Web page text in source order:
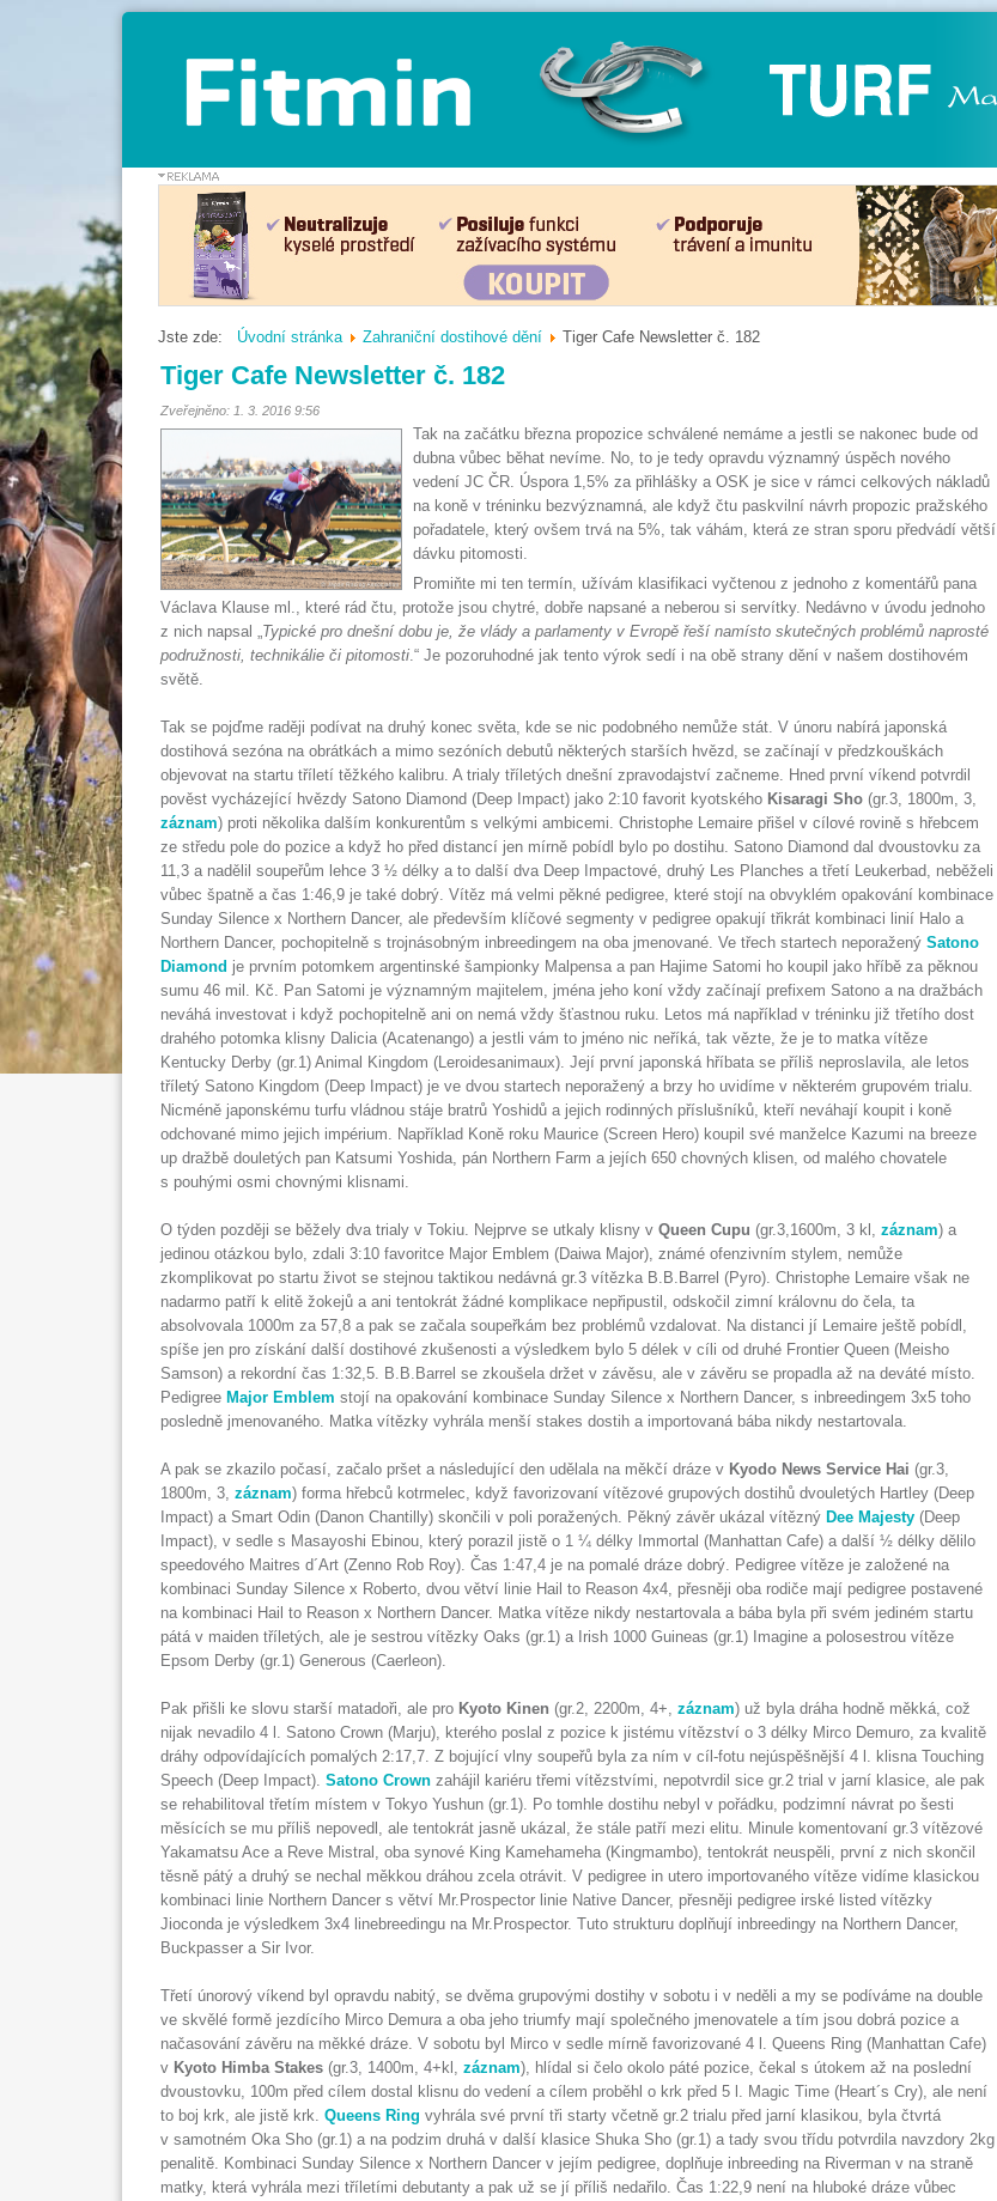
Jste zde: Úvodní stránka Zahraniční dostihové dění Tiger Cafe Newsletter č. 182
Tiger Cafe Newsletter č. 182
Zveřejněno: 1. 3. 2016 9:56
Tak na začátku března propozice schválené nemáme a jestli se nakonec bude od
dubna vůbec běhat nevíme. No, to je tedy opravdu významný úspěch nového
vedení JC ČR. Úspora 1,5% za přihlášky a OSK je sice v rámci celkových nákladů
na koně v tréninku bezvýznamná, ale když čtu paskvilní návrh propozic pražského
pořadatele, který ovšem trvá na 5%, tak váhám, která ze stran sporu předvádí větší
dávku pitomosti.
Promiňte mi ten termín, užívám klasifikaci vyčtenou z jednoho z komentářů pana
Václava Klause ml., které rád čtu, protože jsou chytré, dobře napsané a neberou si servítky. Nedávno v úvodu jednoho
z nich napsal „Typické pro dnešní dobu je, že vlády a parlamenty v Evropě řeší namísto skutečných problémů naprosté
podružnosti, technikálie či pitomosti.“ Je pozoruhodné jak tento výrok sedí i na obě strany dění v našem dostihovém
světě.
Tak se pojďme raději podívat na druhý konec světa, kde se nic podobného nemůže stát. V únoru nabírá japonská
dostihová sezóna na obrátkách a mimo sezóních debutů některých starších hvězd, se začínají v předzkouškách
objevovat na startu tříletí těžkého kalibru. A trialy tříletých dnešní zpravodajství začneme. Hned první víkend potvrdil
pověst vycházející hvězdy Satono Diamond (Deep Impact) jako 2:10 favorit kyotského Kisaragi Sho (gr.3, 1800m, 3,
záznam) proti několika dalším konkurentům s velkými ambicemi. Christophe Lemaire přišel v cílové rovině s hřebcem
ze středu pole do pozice a když ho před distancí jen mírně pobídl bylo po dostihu. Satono Diamond dal dvoustovku za
11,3 a nadělil soupeřům lehce 3 ½ délky a to další dva Deep Impactové, druhý Les Planches a třetí Leukerbad, neběželi
vůbec špatně a čas 1:46,9 je také dobrý. Vítěz má velmi pěkné pedigree, které stojí na obvyklém opakování kombinace
Sunday Silence x Northern Dancer, ale především klíčové segmenty v pedigree opakují třikrát kombinaci linií Halo a
Northern Dancer, pochopitelně s trojnásobným inbreedingem na oba jmenované. Ve třech startech neporažený Satono
Diamond je prvním potomkem argentinské šampionky Malpensa a pan Hajime Satomi ho koupil jako hříbě za pěknou
sumu 46 mil. Kč. Pan Satomi je významným majitelem, jména jeho koní vždy začínají prefixem Satono a na dražbách
neváhá investovat i když pochopitelně ani on nemá vždy šťastnou ruku. Letos má například v tréninku již třetího dost
drahého potomka klisny Dalicia (Acatenango) a jestli vám to jméno nic neříká, tak vězte, že je to matka vítěze
Kentucky Derby (gr.1) Animal Kingdom (Leroidesanimaux). Její první japonská hříbata se příliš neproslavila, ale letos
tříletý Satono Kingdom (Deep Impact) je ve dvou startech neporažený a brzy ho uvidíme v některém grupovém trialu.
Nicméně japonskému turfu vládnou stáje bratrů Yoshidů a jejich rodinných příslušníků, kteří neváhají koupit i koně
odchované mimo jejich impérium. Například Koně roku Maurice (Screen Hero) koupil své manželce Kazumi na breeze
up dražbě douletých pan Katsumi Yoshida, pán Northern Farm a jejích 650 chovných klisen, od malého chovatele
s pouhými osmi chovnými klisnami.
O týden později se běžely dva trialy v Tokiu. Nejprve se utkaly klisny v Queen Cupu (gr.3,1600m, 3 kl, záznam) a
jedinou otázkou bylo, zdali 3:10 favoritce Major Emblem (Daiwa Major), známé ofenzivním stylem, nemůže
zkomplikovat po startu život se stejnou taktikou nedávná gr.3 vítězka B.B.Barrel (Pyro). Christophe Lemaire však ne
nadarmo patří k elitě žokejů a ani tentokrát žádné komplikace nepřipustil, odskočil zimní královnu do čela, ta
absolvovala 1000m za 57,8 a pak se začala soupeřkám bez problémů vzdalovat. Na distanci jí Lemaire ještě pobídl,
spíše jen pro získání další dostihové zkušenosti a výsledkem bylo 5 délek v cíli od druhé Frontier Queen (Meisho
Samson) a rekordní čas 1:32,5. B.B.Barrel se zkoušela držet v závěsu, ale v závěru se propadla až na deváté místo.
Pedigree Major Emblem stojí na opakování kombinace Sunday Silence x Northern Dancer, s inbreedingem 3x5 toho
posledně jmenovaného. Matka vítězky vyhrála menší stakes dostih a importovaná bába nikdy nestartovala.
A pak se zkazilo počasí, začalo pršet a následující den udělala na měkčí dráze v Kyodo News Service Hai (gr.3,
1800m, 3, záznam) forma hřebců kotrmelec, když favorizovaní vítězové grupových dostihů dvouletých Hartley (Deep
Impact) a Smart Odin (Danon Chantilly) skončili v poli poražených. Pěkný závěr ukázal vítězný Dee Majesty (Deep
Impact), v sedle s Masayoshi Ebinou, který porazil jistě o 1 ¼ délky Immortal (Manhattan Cafe) a další ½ délky dělilo
speedového Maitres d´Art (Zenno Rob Roy). Čas 1:47,4 je na pomalé dráze dobrý. Pedigree vítěze je založené na
kombinaci Sunday Silence x Roberto, dvou větví linie Hail to Reason 4x4, přesněji oba rodiče mají pedigree postavené
na kombinaci Hail to Reason x Northern Dancer. Matka vítěze nikdy nestartovala a bába byla při svém jediném startu
pátá v maiden tříletých, ale je sestrou vítězky Oaks (gr.1) a Irish 1000 Guineas (gr.1) Imagine a polosestrou vítěze
Epsom Derby (gr.1) Generous (Caerleon).
Pak přišli ke slovu starší matadoři, ale pro Kyoto Kinen (gr.2, 2200m, 4+, záznam) už byla dráha hodně měkká, což
nijak nevadilo 4 l. Satono Crown (Marju), kterého poslal z pozice k jistému vítězství o 3 délky Mirco Demuro, za kvalitě
dráhy odpovídajících pomalých 2:17,7. Z bojující vlny soupeřů byla za ním v cíl-fotu nejúspěšnější 4 l. klisna Touching
Speech (Deep Impact). Satono Crown zahájil kariéru třemi vítězstvími, nepotvrdil sice gr.2 trial v jarní klasice, ale pak
se rehabilitoval třetím místem v Tokyo Yushun (gr.1). Po tomhle dostihu nebyl v pořádku, podzimní návrat po šesti
měsících se mu příliš nepovedl, ale tentokrát jasně ukázal, že stále patří mezi elitu. Minule komentovaní gr.3 vítězové
Yakamatsu Ace a Reve Mistral, oba synové King Kamehameha (Kingmambo), tentokrát neuspěli, první z nich skončil
těsně pátý a druhý se nechal měkkou dráhou zcela otrávit. V pedigree in utero importovaného vítěze vidíme klasickou
kombinaci linie Northern Dancer s větví Mr.Prospector linie Native Dancer, přesněji pedigree irské listed vítězky
Jioconda je výsledkem 3x4 linebreedingu na Mr.Prospector. Tuto strukturu doplňují inbreedingy na Northern Dancer,
Buckpasser a Sir Ivor.
Třetí únorový víkend byl opravdu nabitý, se dvěma grupovými dostihy v sobotu i v neděli a my se podíváme na double
ve skvělé formě jezdícího Mirco Demura a oba jeho triumfy mají společného jmenovatele a tím jsou dobrá pozice a
načasování závěru na měkké dráze. V sobotu byl Mirco v sedle mírně favorizované 4 l. Queens Ring (Manhattan Cafe)
v Kyoto Himba Stakes (gr.3, 1400m, 4+kl, záznam), hlídal si čelo okolo páté pozice, čekal s útokem až na poslední
dvoustovku, 100m před cílem dostal klisnu do vedení a cílem proběhl o krk před 5 l. Magic Time (Heart´s Cry), ale není
to boj krk, ale jistě krk. Queens Ring vyhrála své první tři starty včetně gr.2 trialu před jarní klasikou, byla čtvrtá
v samotném Oka Sho (gr.1) a na podzim druhá v další klasice Shuka Sho (gr.1) a tady svou třídu potvrdila navzdory 2kg
penalitě. Kombinaci Sunday Silence x Northern Dancer v jejím pedigree, doplňuje inbreeding na Riverman v na straně
matky, která vyhrála mezi tříletími debutanty a pak už se jí příliš nedařilo. Čas 1:22,9 není na hluboké dráze vůbec